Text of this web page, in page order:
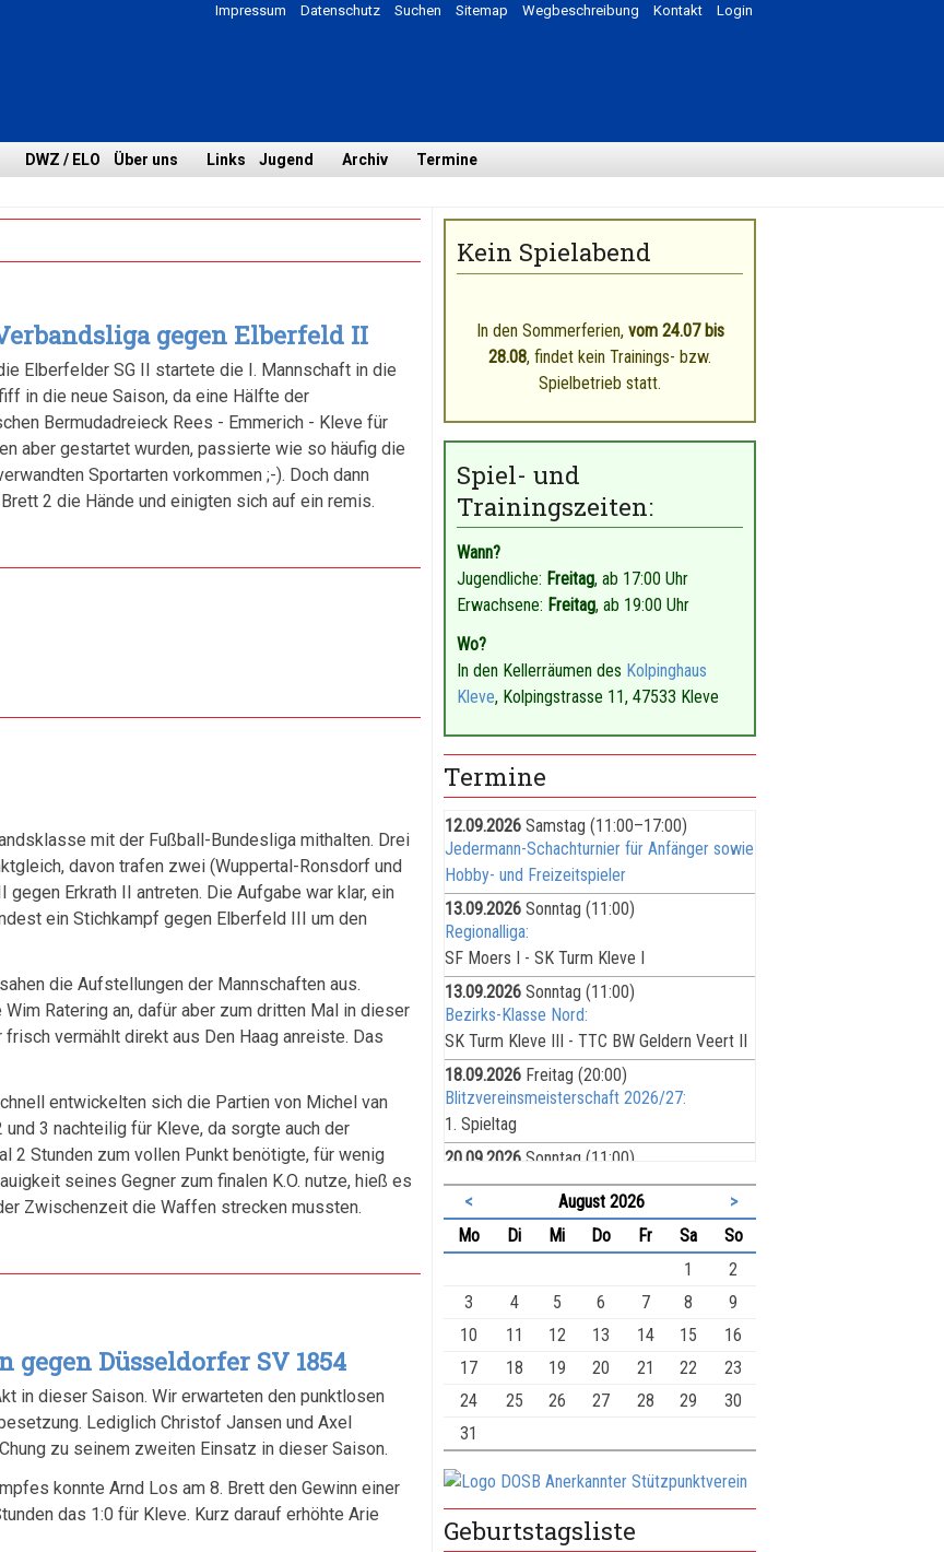
Login
Kontakt
Wegbeschreibung
Sitemap
Suchen
Datenschutz
Impressum
DWZ / ELO Über uns Links Jugend Archiv Termine
gegen Elberfeld II
Elberfelder SG II startete die I. Mannschaft in die
in die neue Saison, da eine Hälfte der
Bermudadreieck Rees - Emmerich - Kleve für
aber gestartet wurden, passierte wie so häufig die
Sportarten vorkommen ;-). Doch dann
2 die Hände und einigten sich auf ein remis.
mit der Fußball-Bundesliga mithalten. Drei
davon trafen zwei (Wuppertal-Ronsdorf und
Erkrath II antreten. Die Aufgabe war klar, ein
ein Stichkampf gegen Elberfeld III um den
die Aufstellungen der Mannschaften aus.
Ratering an, dafür aber zum dritten Mal in dieser
vermählt direkt aus Den Haag anreiste. Das
entwickelten sich die Partien von Michel van
3 nachteilig für Kleve, da sorgte auch der
2 Stunden zum vollen Punkt benötigte, für wenig
seines Gegner zum finalen K.O. nutze, hieß es
Zwischenzeit die Waffen strecken mussten.
Düsseldorfer SV 1854
in dieser Saison. Wir erwarteten den punktlosen
Lediglich Christof Jansen und Axel
zu seinem zweiten Einsatz in dieser Saison.
konnte Arnd Los am 8. Brett den Gewinn einer
das 1:0 für Kleve. Kurz darauf erhöhte Arie
Kein Spielabend
In den Sommerferien, vom 24.07 bis
28.08, findet kein Trainings- bzw.
Spielbetrieb statt.
Spiel- und
Trainingszeiten:
Wann?
Jugendliche: Freitag, ab 17:00 Uhr
Erwachsene: Freitag, ab 19:00 Uhr
Wo?
In den Kellerräumen des Kolpinghaus
Kleve, Kolpingstrasse 11, 47533 Kleve
Termine
12.09.2026 Samstag (11:00–17:00)
Jedermann-Schachturnier für Anfänger sowie
Hobby- und Freizeitspieler
13.09.2026 Sonntag (11:00)
Regionalliga:
SF Moers I - SK Turm Kleve I
13.09.2026 Sonntag (11:00)
Bezirks-Klasse Nord:
SK Turm Kleve III - TTC BW Geldern Veert II
18.09.2026 Freitag (20:00)
Blitzvereinsmeisterschaft 2026/27:
1. Spieltag
20.09.2026 Sonntag (11:00)
Bezirks-Liga:
SF Heinsberg II - SK Turm Kleve II
25.09.2026
Freitag
(19:30)
Schnellschachvereinsmeisterschaft 2026/27:
1. Spieltag
27.09.2026
Sonntag
(11:00)
Kreis-Liga Nord:
Spr. Kranenburg II - SK Turm Kleve V
27.09.2026
Sonntag
(11:00)
Kreis-Liga Nord:
SK Turm Kleve IV - SK Turm Kleve VI
04.10.2026 Sonntag(11:00)
Bezirks-Klasse Nord:
SC Kevelaer II - SK Turm Kleve III
< August 2026
>
Montag Dienstag
Mittwoch
Donnerstag
FreitagSamstag
Sonntag
1
2
3
4 5 6 7 8
9
10
11 12 13 14 15
16
17
18 19 20 21 22
23
24
25 26 27 28 29
30
31
Geburtstagsliste